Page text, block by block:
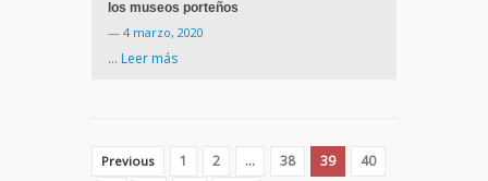
los museos porteños
— 4 marzo, 2020
… Leer más
Previous 1 2 … 38 39
40